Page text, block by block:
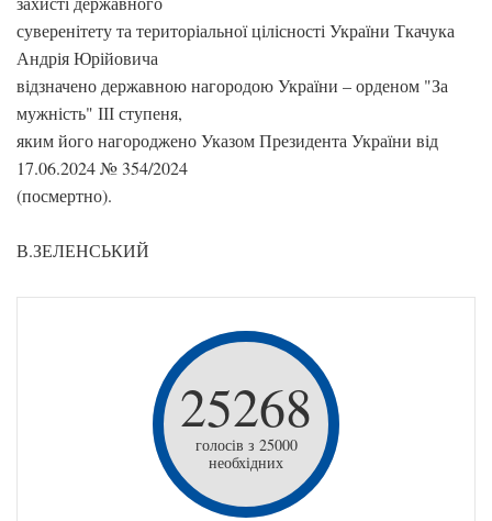
суверенітету та територіальної цілісності України Ткачука
Андрія Юрійовича
відзначено державною нагородою України – орденом "За
мужність" ІІІ ступеня,
яким його нагороджено Указом Президента України від
17.06.2024 № 354/2024
(посмертно).
В.ЗЕЛЕНСЬКИЙ
25268
голосів з 25000
необхідних